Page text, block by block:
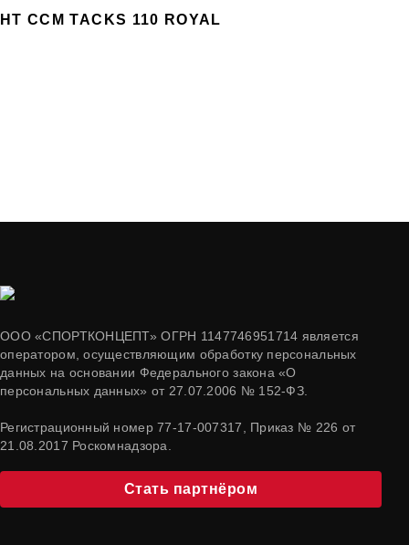
HT CCM TACKS 110 ROYAL
ООО «СПОРТКОНЦЕПТ» ОГРН 1147746951714 является
оператором, осуществляющим обработку персональных
данных на основании Федерального закона «О
персональных данных» от 27.07.2006 № 152-ФЗ.
Регистрационный номер 77-17-007317, Приказ № 226 от
21.08.2017 Роскомнадзора.
Стать партнёром